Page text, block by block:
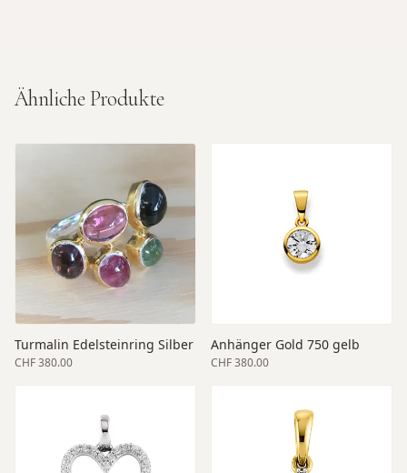
Ähnliche Produkte
Turmalin Edelsteinring Silber
CHF 380.00
Anhänger Gold 750 gelb
CHF 380.00